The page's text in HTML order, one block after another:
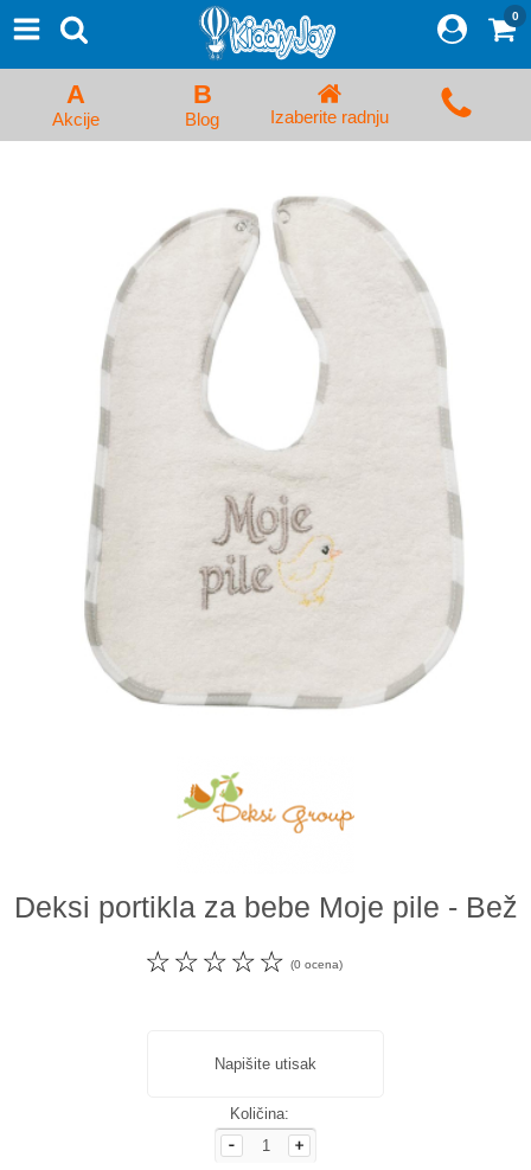
Proizvodi
Početna Prijava/Registracija
Kolica za bebe i dečija kolica
Auto sedišta za decu i bebe
Kreveci, ljuljaške i ležaljke
Kadice, noše i adapteri
Hranilice, flašice i cucle
Monitori, Ogradice i tricikli
Posteljine, vrećice i baldahini
Odeća i obuća
Igračke za bebe i decu
0
A
Akcije
B
Blog Izaberite radnju
Deksi portikla za bebe Moje pile - Bež
☆
☆
☆
☆
☆ (0 ocena)
Napišite utisak
Količina: